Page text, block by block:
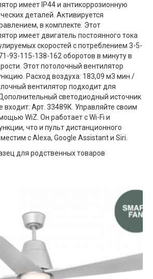
имеет IP44 и антикоррозионную
деталей. Активируется
в комплекте. Этот
имеет двигатель постоянного тока
скоростей с потреблением 3-5-
93-115-138-162 оборотов в минуту в
Этот потолочный вентилятор
Расход воздуха: 183,09 м3 мин /
вентилятор подходит для
светодиодный источник
входит: Арт. 33489К. Управляйте своим
WiZ. Он работает с Wi-Fi и
что и пульт дистанционного
с Alexa, Google Assistant и Siri.
для родственных товаров